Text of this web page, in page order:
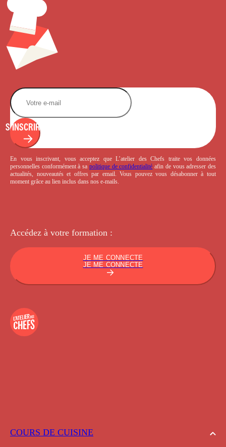
COURS DE CUISINE
S'INSCRIRE
En vous inscrivant, vous acceptez que L’atelier des Chefs traite vos données
personnelles conformément à sa politique de confidentialité afin de vous adresser des
actualités, nouveautés et offres par email. Vous pouvez vous désabonner à tout
moment grâce au lien inclus dans nos e-mails.
Accédez à votre formation :
JE ME CONNECTE
JE ME CONNECTE